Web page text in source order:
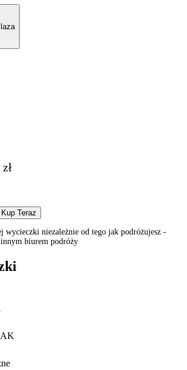
zł
Kup Teraz
wycieczki niezależnie od tego jak podróżujesz -
biurem podróży